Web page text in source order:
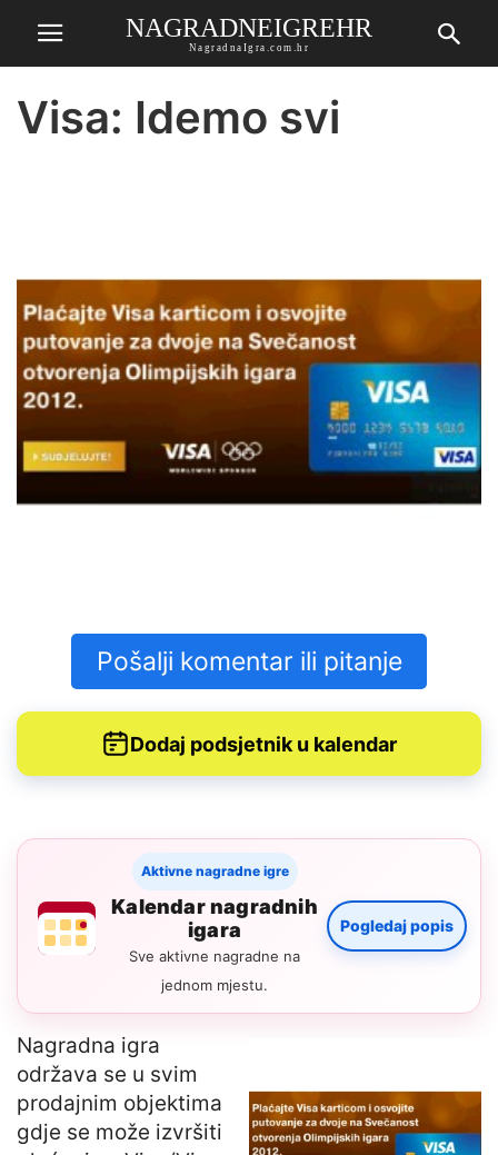
NAGRADNEIGREHR
NagradnaIgra.com.hr
Visa: Idemo svi
Pošalji komentar ili pitanje
Dodaj podsjetnik u kalendar
Aktivne nagradne igre
Kalendar nagradnih
igara
Sve aktivne nagradne na
jednom mjestu.
Pogledaj popis
Nagradna igra
održava se u svim
prodajnim objektima
gdje se može izvršiti